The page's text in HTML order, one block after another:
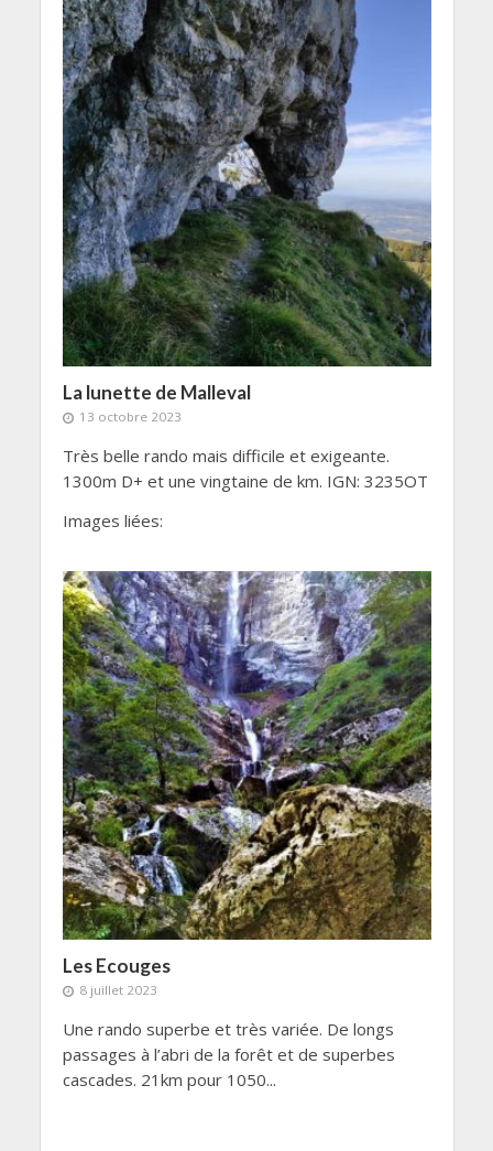
La lunette de Malleval
13 octobre 2023
Très belle rando mais difficile et exigeante.
1300m D+ et une vingtaine de km. IGN: 3235OT
Images liées:
Les Ecouges
8 juillet 2023
Une rando superbe et très variée. De longs
passages à l’abri de la forêt et de superbes
cascades. 21km pour 1050...